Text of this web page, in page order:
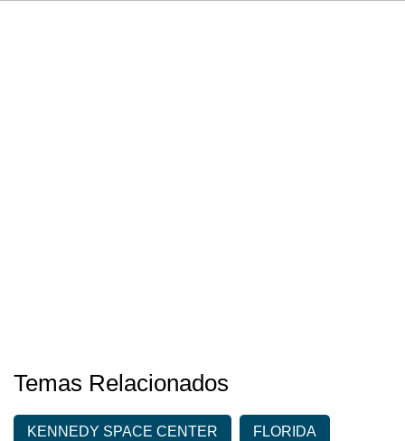
Temas Relacionados
KENNEDY SPACE CENTER FLORIDA